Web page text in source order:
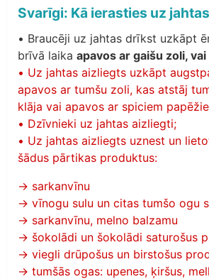
Svarīgi: Kā ierasties uz jahtas
• Braucēji uz jahtas drīkst uzkāpt
brīvā laika apavos ar gaišu zoli,
• Uz jahtas aizliegts uzkāpt
apavos ar tumšu zoli, kas atstāj
klāja vai apavos ar spiciem
• Dzīvnieki uz jahtas aizliegti;
• Uz jahtas aizliegts uznest un
šādus pārtikas produktus:
→ sarkanvīnu
→ vīnogu sulu un citas tumšo ogu
→ sarkanvīnu, melno balzamu
→ šokolādi un šokolādi saturošus
→ viegli drūpošus un birstošus
→ tumšās ogas: upenes, ķiršus,